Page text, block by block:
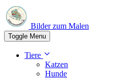
Bilder zum Malen
Toggle Menu
Tiere
Katzen
Hunde